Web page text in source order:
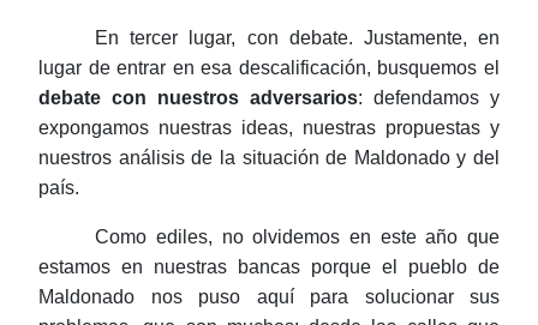
En tercer lugar, con debate. Justamente, en
lugar de entrar en esa descalificación, busquemos el
debate con nuestros adversarios: defendamos y
expongamos nuestras ideas, nuestras propuestas y
nuestros análisis de la situación de Maldonado y del
país.
Como ediles, no olvidemos en este año que
estamos en nuestras bancas porque el pueblo de
Maldonado nos puso aquí para solucionar sus